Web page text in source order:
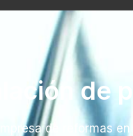
de
de reformas